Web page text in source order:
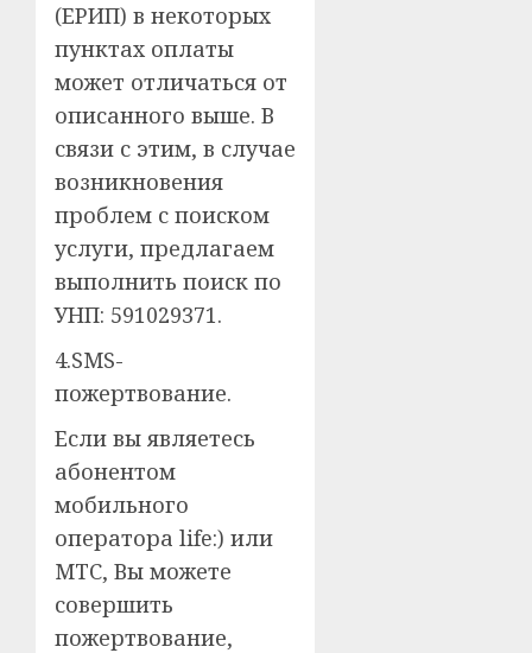
(ЕРИП) в некоторых
пунктах оплаты
может отличаться от
описанного выше. В
связи с этим, в случае
возникновения
проблем с поиском
услуги, предлагаем
выполнить поиск по
УНП: 591029371.
4.SMS-
пожертвование.
Если вы являетесь
абонентом
мобильного
оператора life:) или
МТС, Вы можете
совершить
пожертвование,